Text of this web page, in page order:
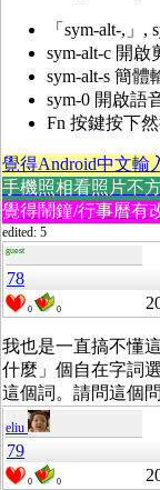
「sym-alt-,
sym-alt-c 開啟
sym-alt-s 簡體
sym-0 開啟語
Fn 按鍵按下
覺得Android中文輸
手機照相看照片不
覺得鬧鐘/行事曆有
edited: 5
guest
78
0 0
我也是一直搞不懂
什麼」個自在字詞
這個詞。請問這個
eliu
79
0 0